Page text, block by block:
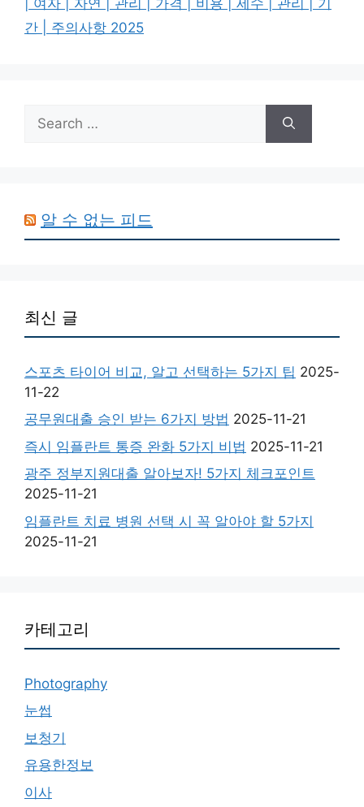
간 | 주의사항 2025
for:
알 수 없는 피드
최신 글
스포츠 타이어 비교, 알고 선택하는 5가지 팁 2025-
11-22
공무원대출 승인 받는 6가지 방법 2025-11-21
즉시 임플란트 통증 완화 5가지 비법 2025-11-21
광주 정부지원대출 알아보자! 5가지 체크포인트
2025-11-21
임플란트 치료 병원 선택 시 꼭 알아야 할 5가지
2025-11-21
카테고리
Photography
눈썹
보청기
유용한정보
이사